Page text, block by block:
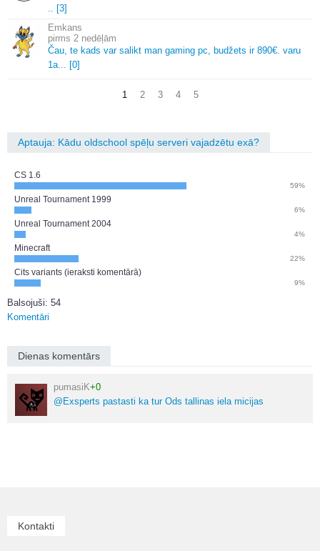
[3]
Emkans
2 nedēļām
Čau, te kads var salikt man gaming pc, budžets ir 890€. varu
1a.
[0]
1 2 3 4 5
Aptauja: Kādu oldschool spēļu serveri vajadzētu exā?
CS 1.6
59%
Unreal Tournament 1999
6%
Unreal Tournament 2004
4%
Minecraft
22%
Cits variants (ieraksti komentārā)
9%
Balsojuši: 54
Komentāri
Dienas komentārs
pumasiK+0
@Exsperts pastasti ka tur Ods tallinas iela micijas
Kontakti